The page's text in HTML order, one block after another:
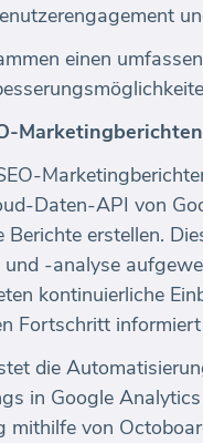
einen
Daten-API von
Berichte erstellen.
-analyse
kontinuierliche
Fortschritt
die
in Google
mithilfe von